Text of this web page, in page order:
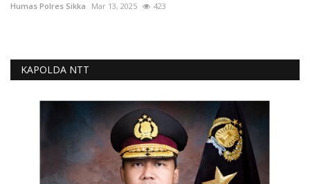
Humas Polres Sikka Mar 13, 2025 423
KAPOLDA NTT